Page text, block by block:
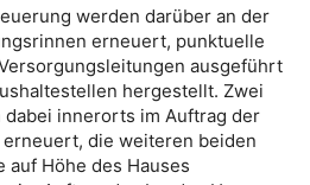
werden darüber an der
erneuert, punktuelle
ausgeführt
hergestellt. Zwei
innerorts im Auftrag der
die weiteren beiden
Höhe des Hauses